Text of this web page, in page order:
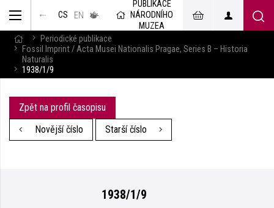
CS EN
v českém
jazyce
PUBLIKACE
NÁRODNÍHO
MUZEA
Periodické publikace
Fossil Imprint / Acta Musei Nationalis Pragae, Series B – Historia
Naturalis
1938/1/9
Zpět na profil časopisu
Novější číslo
Starší číslo
1938/1/9